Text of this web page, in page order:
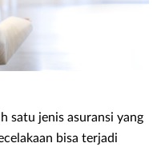
satu jenis asuransi yang
bisa terjadi